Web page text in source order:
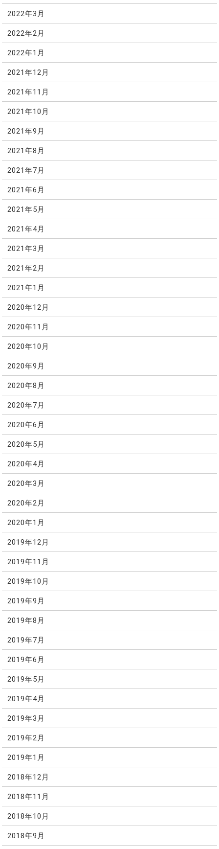
2022年3月
2022年2月
2022年1月
2021年12月
2021年11月
2021年10月
2021年9月
2021年8月
2021年7月
2021年6月
2021年5月
2021年4月
2021年3月
2021年2月
2021年1月
2020年12月
2020年11月
2020年10月
2020年9月
2020年8月
2020年7月
2020年6月
2020年5月
2020年4月
2020年3月
2020年2月
2020年1月
2019年12月
2019年11月
2019年10月
2019年9月
2019年8月
2019年7月
2019年6月
2019年5月
2019年4月
2019年3月
2019年2月
2019年1月
2018年12月
2018年11月
2018年10月
2018年9月